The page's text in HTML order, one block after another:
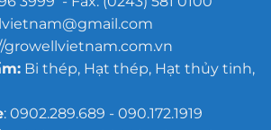
Bi thép, Hạt thép, Hạt thủy tinh,
: 0902.289.689 - 090.172.1919